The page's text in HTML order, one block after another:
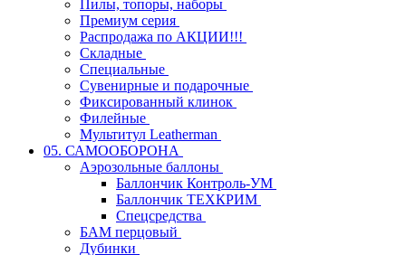
Пилы, топоры, наборы
Премиум серия
Распродажа по АКЦИИ!!!
Складные
Специальные
Сувенирные и подарочные
Фиксированный клинок
Филейные
Мультитул Leatherman
05. САМООБОРОНА
Аэрозольные баллоны
Баллончик Контроль-УМ
Баллончик ТЕХКРИМ
Спецсредства
БАМ перцовый
Дубинки